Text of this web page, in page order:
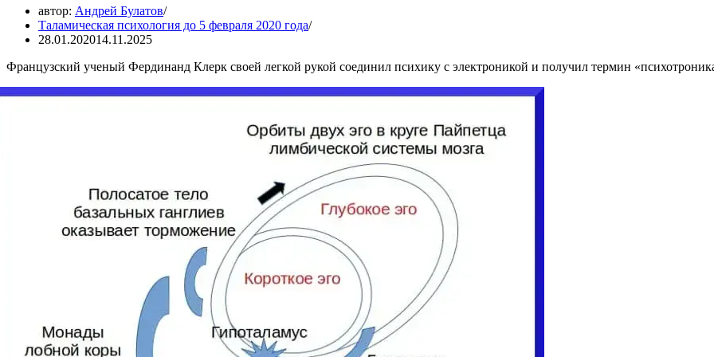
автор: Андрей Булатов
Таламическая психология до 5 февраля 2020 года
28.01.202014.11.2025
Французский ученый Фердинанд Клерк своей легкой рукой соединил психику с электроникой и получил термин